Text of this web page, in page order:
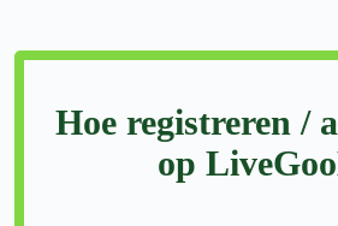
Hoe registreren /
op